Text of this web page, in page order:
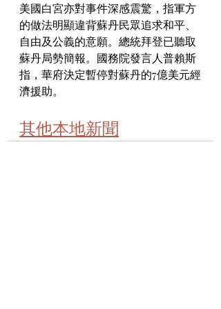
美國白宮亦對事件深感震驚，指軍方
的做法明顯違背蘇丹民眾追求和平、
自由及公義的意願。總統拜登已聽取
蘇丹局勢簡報。國務院發言人普賴斯
指，華府決定暫停對蘇丹的7億美元經
濟援助。
其他本地新聞